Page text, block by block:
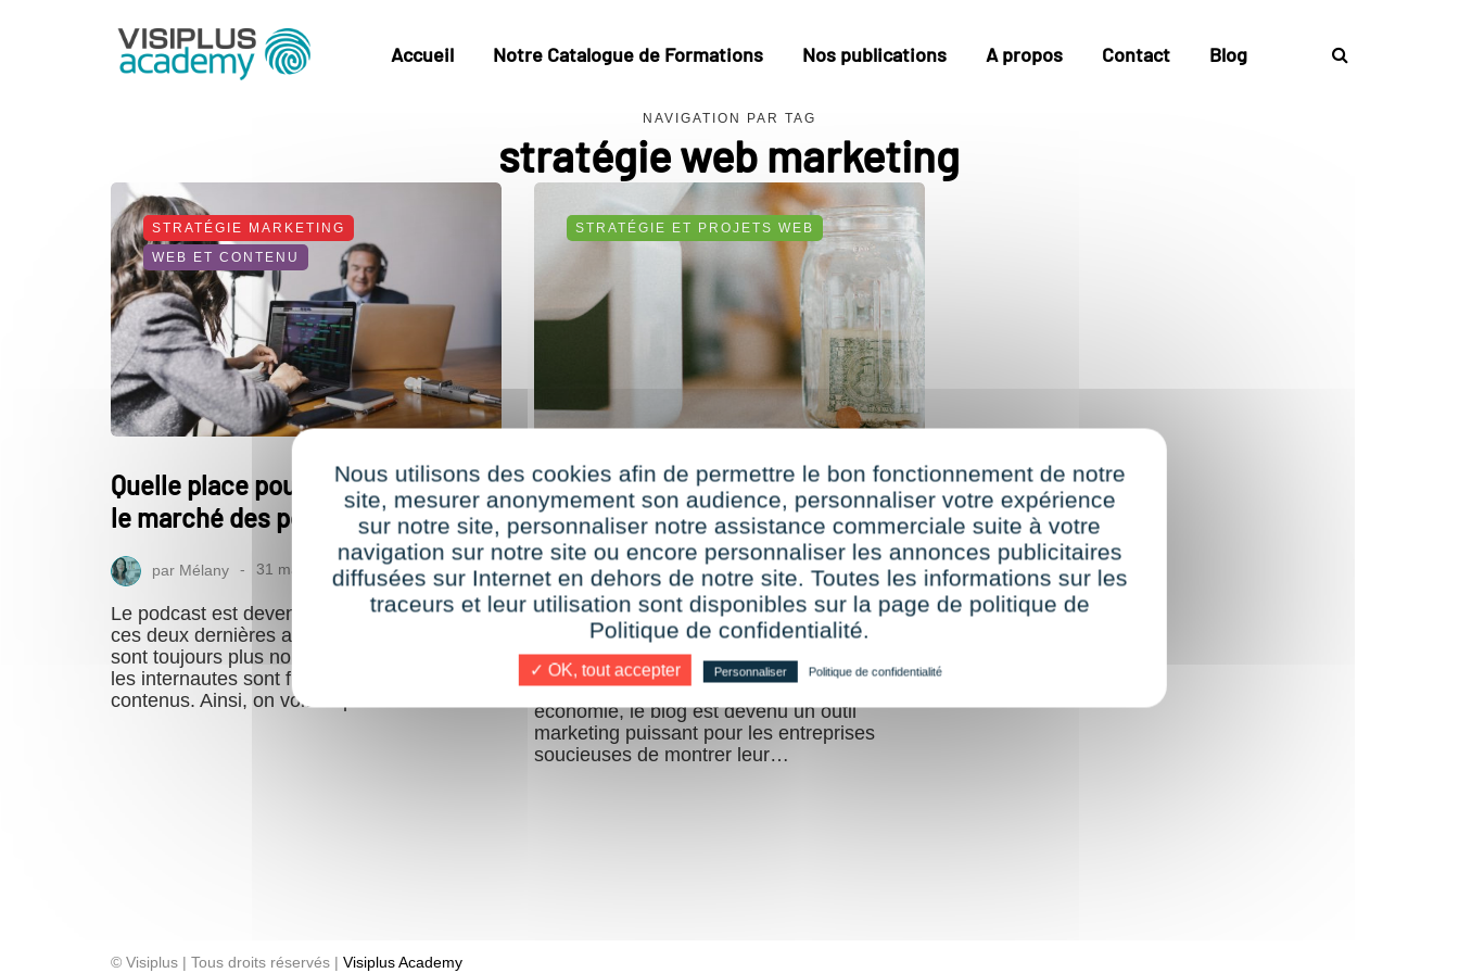
Accueil Notre Catalogue de Formations Nos publications A propos Contact Blog
NAVIGATION PAR TAG
stratégie web marketing
STRATÉGIE MARKETING
WEB ET CONTENU
Quelle place pour les marques sur
le marché des podcasts ?
par Mélany 31 mars 2020
Le podcast est devenu une vraie tendance
ces deux dernières années. Les marques
sont toujours plus nombreuses à l’adopter et
les internautes sont friands de ce type de
contenus. Ainsi, on voit de plus en…
STRATÉGIE ET PROJETS WEB
Tous nos conseils pour réussir la
monétisation d'un blog
d'entreprise
parCamille Mesureur 2 mai 2019
Bloguer n’est pas seulement une activité
réservée aux particuliers et aux passionnés.
Depuis que le digital a révolutionné notre
économie, le blog est devenu un outil
marketing puissant pour les entreprises
soucieuses de montrer leur…
© Visiplus | Tous droits réservés | Visiplus Academy
Nous utilisons des cookies afin de permettre le bon fonctionnement de notre
site, mesurer anonymement son audience, personnaliser votre expérience
sur notre site, personnaliser notre assistance commerciale suite à votre
navigation sur notre site ou encore personnaliser les annonces publicitaires
diffusées sur Internet en dehors de notre site. Toutes les informations sur les
traceurs et leur utilisation sont disponibles sur la page de politique de
Politique de confidentialité.
✓ OK, tout accepter Personnaliser Politique de confidentialité